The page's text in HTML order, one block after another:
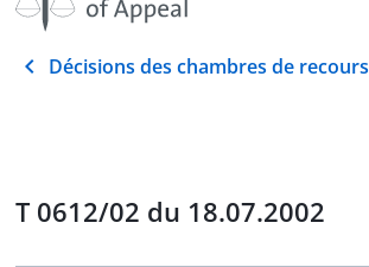
Décisions des chambres de recours
T 0612/02 du 18.07.2002